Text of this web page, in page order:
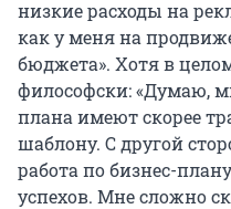
низкие расходы на
как у меня на
бюджета». Хотя в
философски: «Думаю,
плана имеют скорее
шаблону. С другой
работа по бизнес-
успехов. Мне сложно